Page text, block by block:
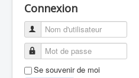
ALPINISME
SKI DE RANDONNÉE
Connexion
Se souvenir de moi